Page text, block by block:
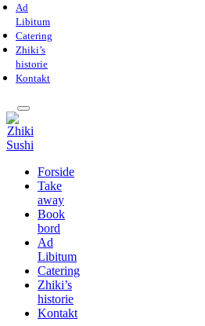
Ad
Libitum
Catering
Zhiki’s
historie
Kontakt
Forside
Take
away
Book
bord
Ad
Libitum
Catering
Zhiki’s
historie
Kontakt